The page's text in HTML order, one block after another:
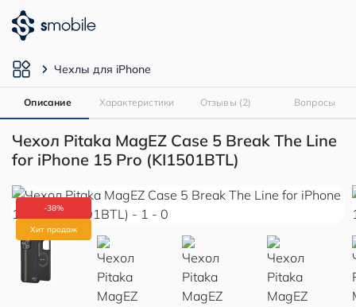
Чехлы для iPhone
Описание Характеристики Отзывы (2) Вопросы
Чехол Pitaka MagEZ Case 5 Break The Line
for iPhone 15 Pro (KI1501BTL)
-38%
Хит продаж